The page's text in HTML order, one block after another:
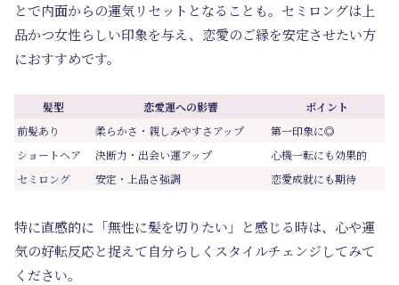
とで内面からの運気リセットとなることも。セミロングは上
品かつ女性らしい印象を与え、恋愛のご縁を安定させたい方
におすすめです。
髪型 恋愛運への影響
ポイント
前髪あり
柔らかさ・親しみやすさアップ
第一印象に◎
ショートヘア
決断力・出会い運アップ
心機一転にも効果的
セミロング
安定・上品さ強調 恋愛成就にも期待
特に直感的に「無性に髪を切りたい」と感じる時は、心や運
気の好転反応と捉えて自分らしくスタイルチェンジしてみて
ください。